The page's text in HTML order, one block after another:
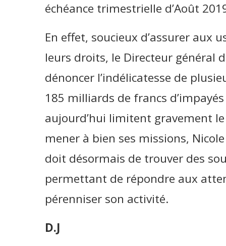
échéance trimestrielle d’Août
En effet, soucieux d’assurer aux
leurs droits, le Directeur général
dénoncer l’indélicatesse de
185 milliards de francs
aujourd’hui limitent gravement
mener à bien ses missions,
doit désormais de trouver des
permettant de répondre aux
pérenniser son activité.
D.J